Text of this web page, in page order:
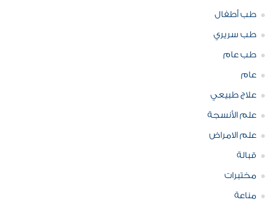
طب أطفال
طب سريري
طب عام
عام
علاج طبيعي
علم الأنسجة
علم الامراض
قبالة
مختبرات
مناعة